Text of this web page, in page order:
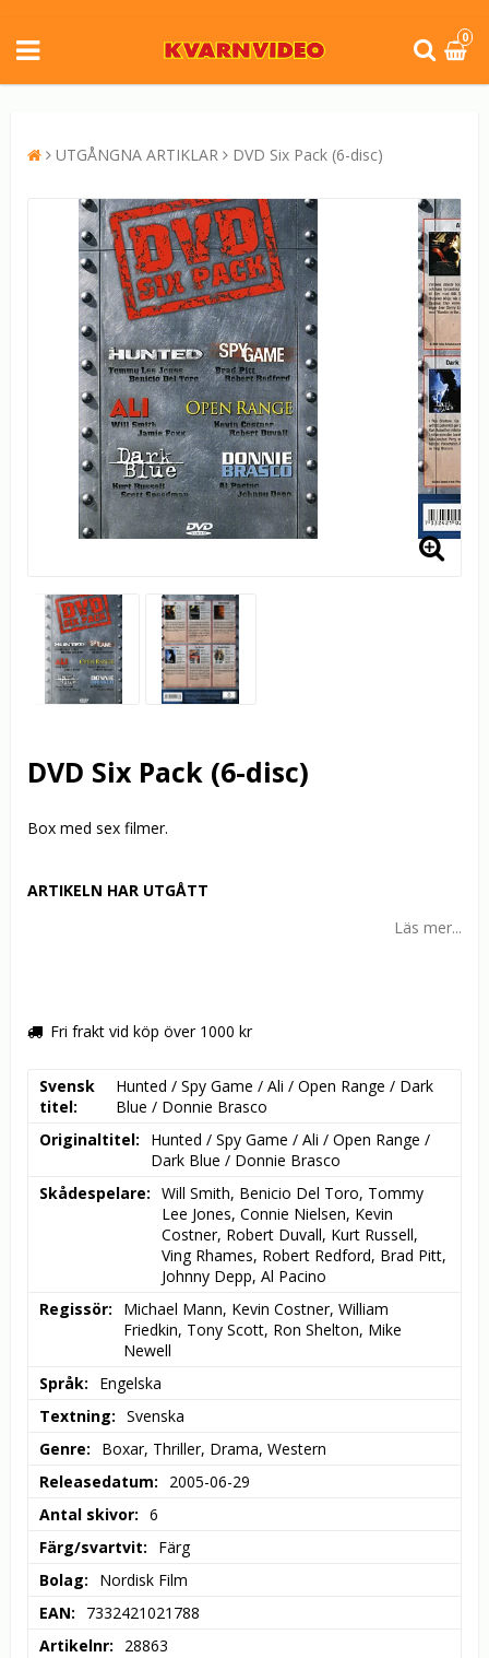
0
UTGÅNGNA ARTIKLAR DVD Six Pack (6-disc)
DVD Six Pack (6-disc)
Box med sex filmer.
ARTIKELN HAR UTGÅTT
Läs mer...
Fri frakt vid köp över 1000 kr
Svensk
titel
Hunted / Spy Game / Ali / Open Range / Dark
Blue / Donnie Brasco
Originaltitel
Hunted / Spy Game / Ali / Open Range /
Dark Blue / Donnie Brasco
Skådespelare
Will Smith, Benicio Del Toro, Tommy
Lee Jones, Connie Nielsen, Kevin
Costner, Robert Duvall, Kurt Russell,
Ving Rhames, Robert Redford, Brad Pitt,
Johnny Depp, Al Pacino
Regissör
Michael Mann, Kevin Costner, William
Friedkin, Tony Scott, Ron Shelton, Mike
Newell
Språk
Engelska
Textning
Svenska
Genre
Boxar, Thriller, Drama, Western
Releasedatum
2005-06-29
Antal skivor
6
Färg/svartvit
Färg
Bolag
Nordisk Film
EAN
7332421021788
Artikelnr
28863